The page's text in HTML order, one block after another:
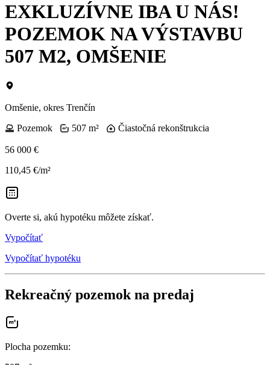
EXKLUZÍVNE IBA U NÁS!
POZEMOK NA VÝSTAVBU
507 M2, OMŠENIE
Omšenie, okres Trenčín
Pozemok
507 m² Čiastočná rekonštrukcia
56 000 €
110,45 €/m²
Overte si, akú hypotéku môžete získať.
Vypočítať
Vypočítať hypotéku
Rekreačný pozemok na predaj
Plocha pozemku: